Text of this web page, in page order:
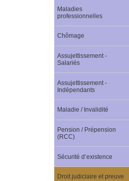
Maladies
professionnelles
Chômage
Assujettissement -
Salariés
Assujettissement -
Indépendants
Maladie / Invalidité
Pension / Prépension
(RCC)
Sécurité d’existence
Droit judiciaire et preuve